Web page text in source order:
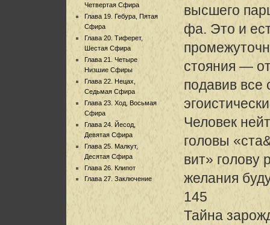
Четвертая Сфира
Глава 19. Гебура, Пятая
Сфира
Глава 20. Тиферет,
Шестая Сфира
Глава 21. Четыре
Низшие Сфиры
Глава 22. Нецах,
Седьмая Сфира
Глава 23. Ход, Восьмая
Сфира
Глава 24. Йесод,
Девятая Сфира
Глава 25. Малкут,
Десятая Сфира
Глава 26. Клипот
Глава 27. Заключение
высшего
фа. Это и
стояния —
подавив все
Человек
головы
вит» голову
желания
145
Тайна